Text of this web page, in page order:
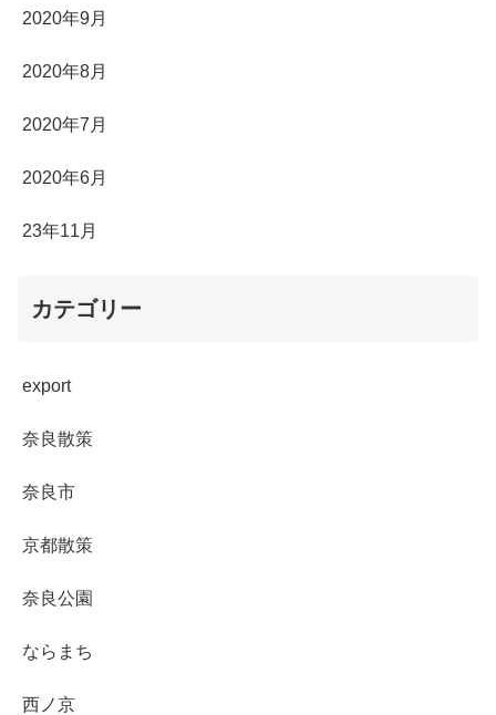
2020年9月
2020年8月
2020年7月
2020年6月
23年11月
カテゴリー
export
奈良散策
奈良市
京都散策
奈良公園
ならまち
西ノ京